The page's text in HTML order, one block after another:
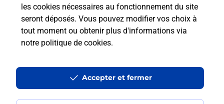
les cookies nécessaires au fonctionnement du site
seront déposés. Vous pouvez modifier vos choix à
tout moment ou obtenir plus d'informations via
notre politique de cookies.
Accepter et fermer
Est-ce que je peux utiliser mon forfait
à l’étranger avec La Poste Mobile ?
smartphone Samsung en plusieurs
fois avec La Poste Mobile ?